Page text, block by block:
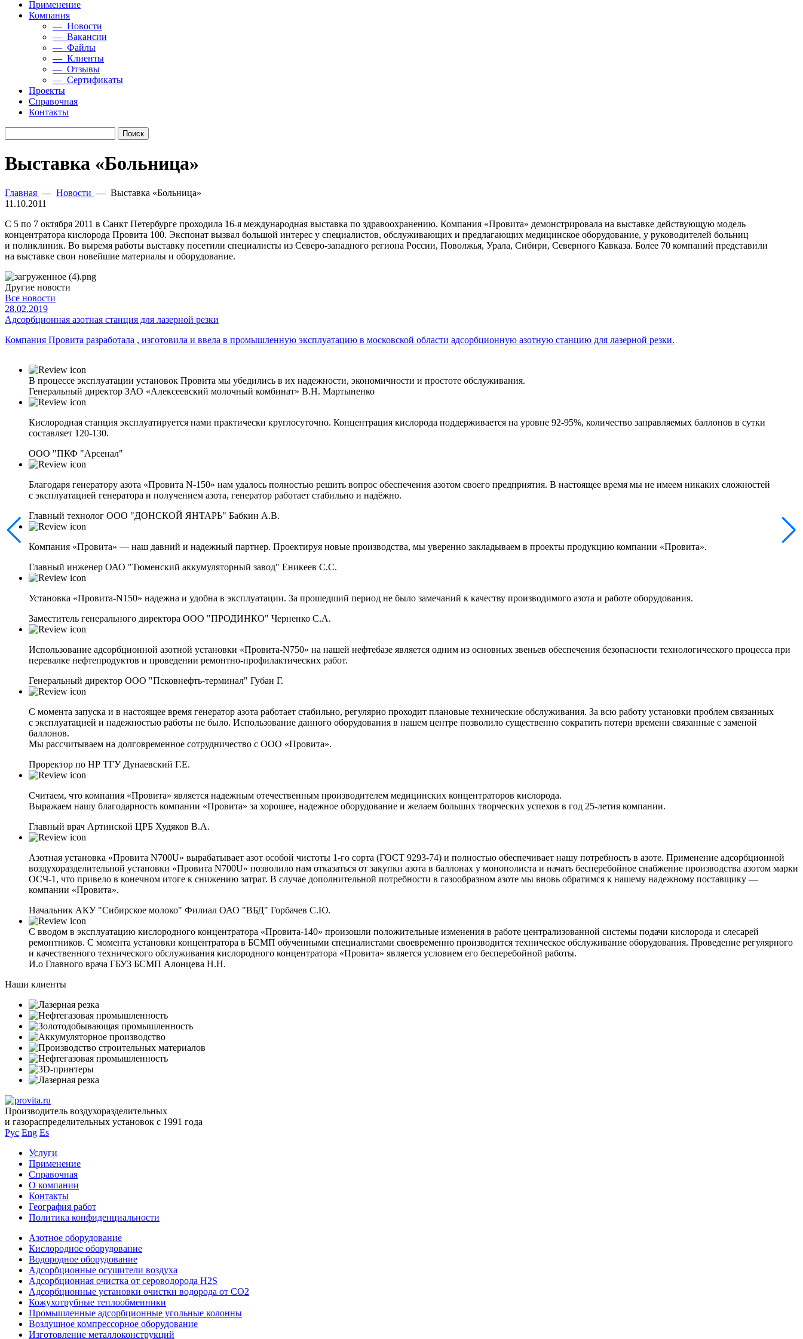
Применение
Компания
— Новости
— Вакансии
— Файлы
— Клиенты
— Отзывы
— Сертификаты
Проекты
Справочная
Контакты
Выставка «Больница»
Главная — Новости — Выставка «Больница»
11.10.2011
С 5 по 7 октября 2011 в Санкт Петербурге проходила 16-я международная выставка по здравоохранению. Компания «Провита» демонстрировала на выставке действующую модель
концентратора кислорода Провита 100. Экспонат вызвал большой интерес у специалистов, обслуживающих и предлагающих медицинское оборудование, у руководителей больниц
и поликлиник. Во выремя работы выставку посетили специалисты из Северо-западного региона России, Поволжья, Урала, Сибири, Северного Кавказа. Более 70 компаний представили
на выставке свои новейшие материалы и оборудование.
Другие новости
Все новости
28.02.2019
Адсорбционная азотная станция для лазерной резки
Компания Провита разработала , изготовила и ввела в промышленную эксплуатацию в московской области адсорбционную азотную станцию для лазерной резки.
В процессе эксплуатации установок Провита мы убедились в их надежности, экономичности и простоте обслуживания.
Генеральный директор ЗАО «Алексеевский молочный комбинат» В.Н. Мартыненко
Кислородная станция эксплуатируется нами практически круглосуточно. Концентрация кислорода поддерживается на уровне 92-95%, количество заправляемых баллонов в сутки
составляет 120-130.
ООО "ПКФ "Арсенал"
Благодаря генератору азота «Провита N-150» нам удалось полностью решить вопрос обеспечения азотом своего предприятия. В настоящее время мы не имеем никаких сложностей
с эксплуатацией генератора и получением азота, генератор работает стабильно и надёжно.
Главный технолог ООО "ДОНСКОЙ ЯНТАРЬ" Бабкин А.В.
Компания «Провита» — наш давний и надежный партнер. Проектируя новые производства, мы уверенно закладываем в проекты продукцию компании «Провита».
Главный инженер ОАО "Тюменский аккумуляторный завод" Еникеев С.С.
Установка «Провита-N150» надежна и удобна в эксплуатации. За прошедший период не было замечаний к качеству производимого азота и работе оборудования.
Заместитель генерального директора ООО "ПРОДИНКО" Черненко С.А.
Использование адсорбционной азотной установки «Провита-N750» на нашей нефтебазе является одним из основных звеньев обеспечения безопасности технологического процесса при
перевалке нефтепродуктов и проведении ремонтно-профилактических работ.
Генеральный директор ООО "Псковнефть-терминал" Губан Г.
С момента запуска и в настоящее время генератор азота работает стабильно, регулярно проходит плановые технические обслуживания. За всю работу установки проблем связанных
с эксплуатацией и надежностью работы не было. Использование данного оборудования в нашем центре позволило существенно сократить потери времени связанные с заменой
баллонов.
Мы рассчитываем на долговременное сотрудничество с ООО «Провита».
Проректор по НР ТГУ Дунаевский Г.Е.
Считаем, что компания «Провита» является надежным отечественным производителем медицинских концентраторов кислорода.
Выражаем нашу благодарность компании «Провита» за хорошее, надежное оборудование и желаем больших творческих успехов в год 25-летия компании.
Главный врач Артинской ЦРБ Худяков В.А.
Азотная установка «Провита N700U» вырабатывает азот особой чистоты 1-го сорта (ГОСТ 9293-74) и полностью обеспечивает нашу потребность в азоте. Применение адсорбционной
воздухоразделительной установки «Провита N700U» позволило нам отказаться от закупки азота в баллонах у монополиста и начать бесперебойное снабжение производства азотом марки
ОСЧ-1, что привело в конечном итоге к снижению затрат. В случае дополнительной потребности в газообразном азоте мы вновь обратимся к нашему надежному поставщику —
компании «Провита».
Начальник АКУ "Сибирское молоко" Филиал ОАО "ВБД" Горбачев С.Ю.
С вводом в эксплуатацию кислородного концентратора «Провита-140» произошли положительные изменения в работе централизованной системы подачи кислорода и слесарей
ремонтников. С момента установки концентратора в БСМП обученными специалистами своевременно производится техническое обслуживание оборудования. Проведение регулярного
и качественного технического обслуживания кислородного концентратора «Провита» является условием его бесперебойной работы.
И.о Главного врача ГБУЗ БСМП Алонцева Н.Н.
Наши клиенты
Производитель воздухоразделительных
и газораспределительных установок с 1991 года
Рус Eng Es
Услуги
Применение
Справочная
О компании
Контакты
География работ
Политика конфиденциальности
Азотное оборудование
Кислородное оборудование
Водородное оборудование
Адсорбционные осушители воздуха
Адсорбционная очистка от сероводорода H2S
Адсорбционные установки очистки водорода от CO2
Кожухотрубные теплообменники
Промышленные адсорбционные угольные колонны
Воздушное компрессорное оборудование
Изготовление металлоконструкций